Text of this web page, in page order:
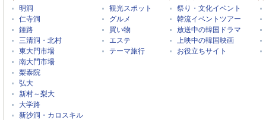
明洞
仁寺洞
鍾路
三清洞・北村
東大門市場
南大門市場
梨泰院
弘大
新村～梨大
大学路
新沙洞・カロスキル
観光スポット
グルメ
買い物
エステ
テーマ旅行
祭り・文化イベント
韓流イベントツアー
放送中の韓国ドラマ
上映中の韓国映画
お役立ちサイト